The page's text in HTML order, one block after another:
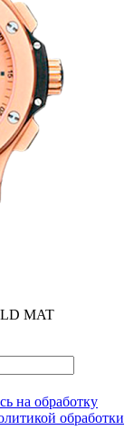
MAT
на обработку
обработки